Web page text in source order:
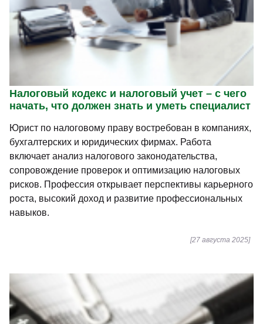
Налоговый кодекс и налоговый учет – с чего
начать, что должен знать и уметь специалист
Юрист по налоговому праву востребован в компаниях,
бухгалтерских и юридических фирмах. Работа
включает анализ налогового законодательства,
сопровождение проверок и оптимизацию налоговых
рисков. Профессия открывает перспективы карьерного
роста, высокий доход и развитие профессиональных
навыков.
[27 августа 2025]